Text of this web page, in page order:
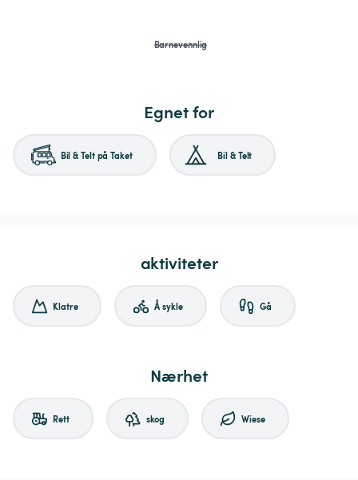
Barnevennlig
Egnet for
Bil & Telt på Taket Bil & Telt
aktiviteter
Klatre Å sykle Gå
Nærhet
Rett skog Wiese